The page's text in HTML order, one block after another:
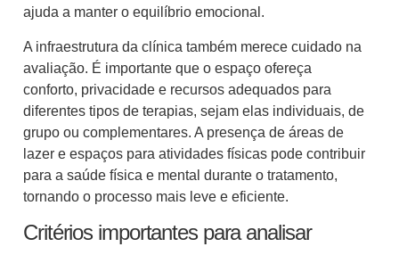
ajuda a manter o equilíbrio emocional.
A infraestrutura da clínica também merece cuidado na
avaliação. É importante que o espaço ofereça
conforto, privacidade e recursos adequados para
diferentes tipos de terapias, sejam elas individuais, de
grupo ou complementares. A presença de áreas de
lazer e espaços para atividades físicas pode contribuir
para a saúde física e mental durante o tratamento,
tornando o processo mais leve e eficiente.
Critérios importantes para analisar